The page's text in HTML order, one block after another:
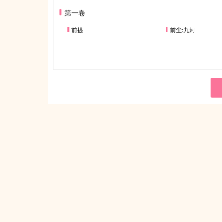
第一卷
前提 前尘:九河